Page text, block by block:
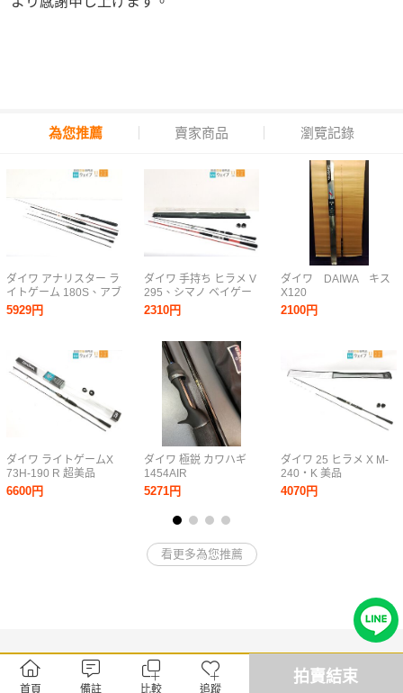
首頁 備註 比較 追蹤
拍賣結束
為您推薦 賣家商品 瀏覽記錄
ダイワ アナリスター ラ
イトゲーム 180S、アブ
ガルシア 黒船 1853 ラ
イト五目 胴調子 6：4
5929円
ダイワ ライトゲームX
73H-190 R 超美品
6600円
ダイワ 手持ち ヒラメ V
295、シマノ ベイゲー
ム I ヒラメ 295 計2本セ
ット 未使用品
2310円
ダイワ 極鋭 カワハギ
1454AIR
5271円
ダイワ DAIWA キス
X120
2100円
ダイワ 25 ヒラメ X M-
240・K 美品
4070円
看更多為您推薦